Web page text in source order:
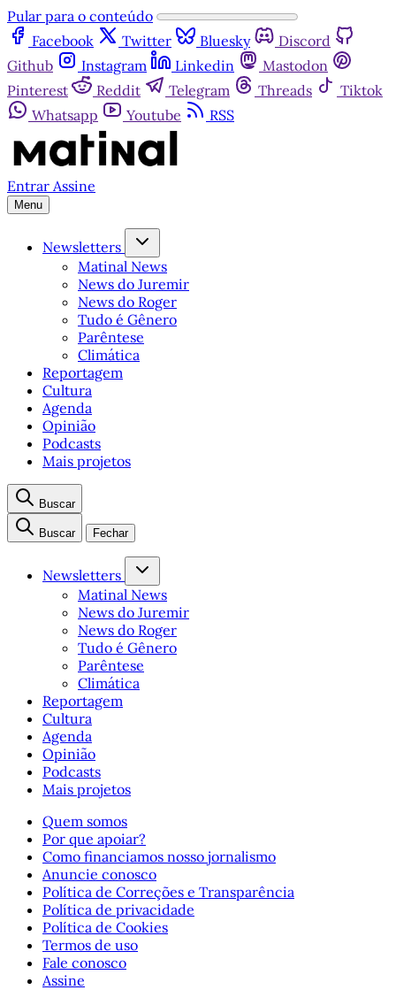
Pular para o conteúdo
Facebook
Twitter Bluesky
Discord
Github
Instagram Linkedin
Mastodon
Pinterest
Reddit Telegram Threads
Tiktok
Whatsapp
Youtube RSS
Entrar Assine
Menu
Newsletters
Matinal News
News do Juremir
News do Roger
Tudo é Gênero
Parêntese
Climática
Reportagem
Cultura
Agenda
Opinião
Podcasts
Mais projetos
Buscar
Buscar Fechar
Newsletters
Matinal News
News do Juremir
News do Roger
Tudo é Gênero
Parêntese
Climática
Reportagem
Cultura
Agenda
Opinião
Podcasts
Mais projetos
Quem somos
Por que apoiar?
Como financiamos nosso jornalismo
Anuncie conosco
Política de Correções e Transparência
Política de privacidade
Política de Cookies
Termos de uso
Fale conosco
Assine